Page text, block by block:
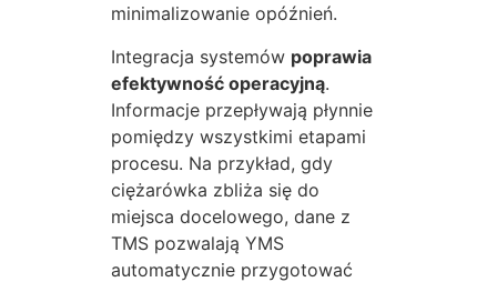
minimalizowanie opóźnień.
Integracja systemów poprawia
efektywność operacyjną.
Informacje przepływają płynnie
pomiędzy wszystkimi etapami
procesu. Na przykład, gdy
ciężarówka zbliża się do
miejsca docelowego, dane z
TMS pozwalają YMS
automatycznie przygotować